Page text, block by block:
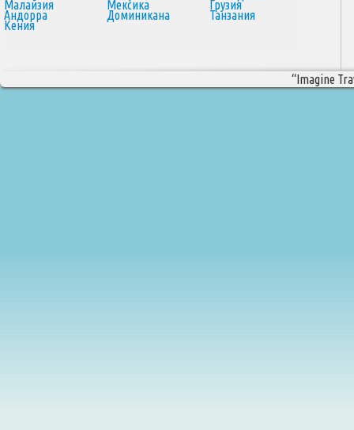
Малайзия Мексика Грузия
Андорра Доминикана Танзания
Кения
“Imagine